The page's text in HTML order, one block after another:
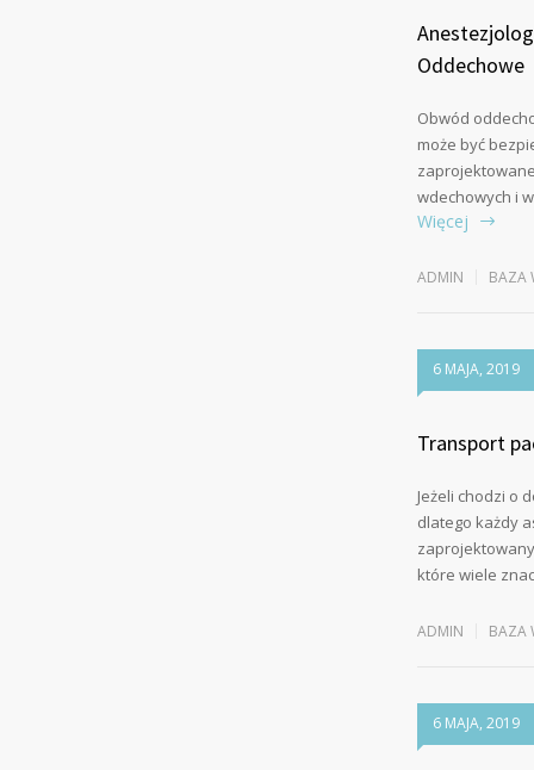
Oddechowe
Obwód
może być
wdechowych i
Więcej
ADMIN BAZA
6 MAJA, 2019
Transport
Jeżeli chodzi o
dlatego każdy
które wiele
ADMIN BAZA
6 MAJA, 2019